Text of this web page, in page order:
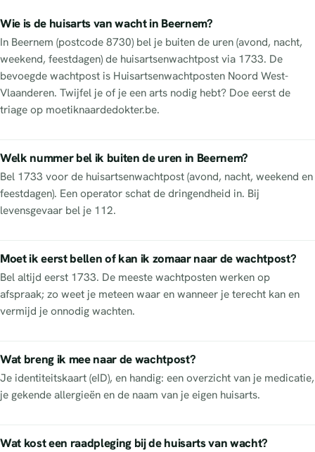
Wie is de huisarts van wacht in Beernem?
In Beernem (postcode 8730) bel je buiten de uren (avond, nacht,
weekend, feestdagen) de huisartsenwachtpost via 1733. De
bevoegde wachtpost is Huisartsenwachtposten Noord West-
Vlaanderen. Twijfel je of je een arts nodig hebt? Doe eerst de
triage op moetiknaardedokter.be.
Welk nummer bel ik buiten de uren in Beernem?
Bel 1733 voor de huisartsenwachtpost (avond, nacht, weekend en
feestdagen). Een operator schat de dringendheid in. Bij
levensgevaar bel je 112.
Moet ik eerst bellen of kan ik zomaar naar de wachtpost?
Bel altijd eerst 1733. De meeste wachtposten werken op
afspraak; zo weet je meteen waar en wanneer je terecht kan en
vermijd je onnodig wachten.
Wat breng ik mee naar de wachtpost?
Je identiteitskaart (eID), en handig: een overzicht van je medicatie,
je gekende allergieën en de naam van je eigen huisarts.
Wat kost een raadpleging bij de huisarts van wacht?